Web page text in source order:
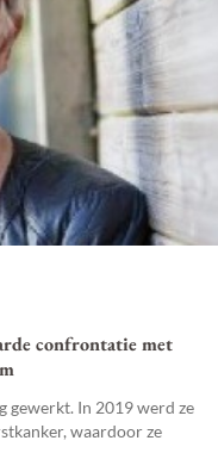
confrontatie met
gewerkt. In 2019 werd ze
waardoor ze